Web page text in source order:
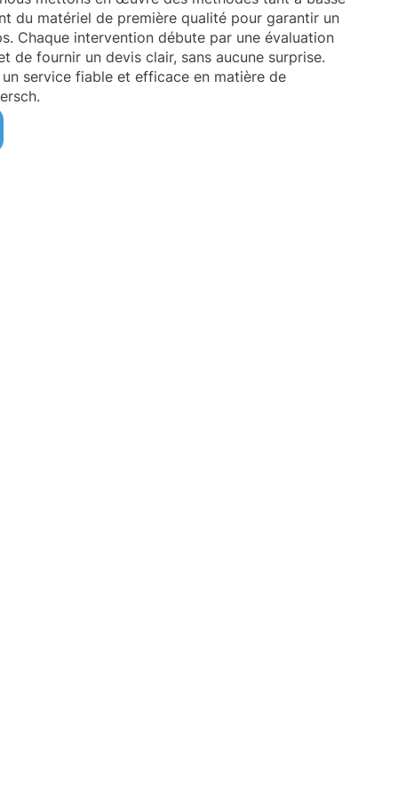
du matériel de première qualité pour garantir un
Chaque intervention débute par une évaluation
de fournir un devis clair, sans aucune surprise.
un service fiable et efficace en matière de